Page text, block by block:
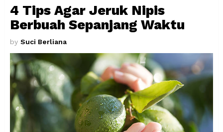
4 Tips Agar Jeruk Nipis
Berbuah Sepanjang Waktu
by Suci Berliana